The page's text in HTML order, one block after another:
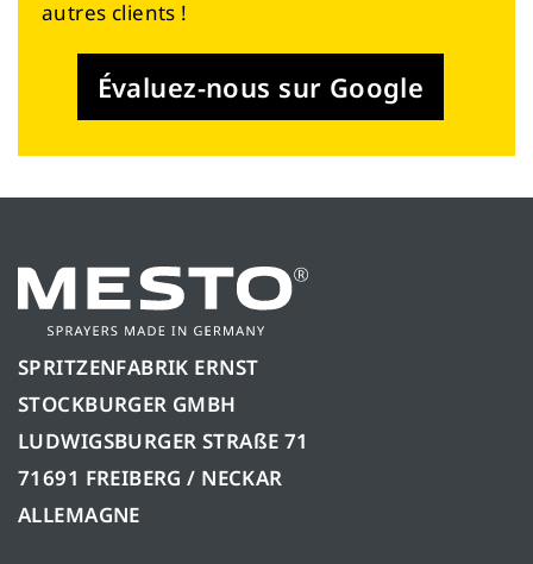
autres clients !
Évaluez-nous sur Google
SPRITZENFABRIK ERNST
STOCKBURGER GMBH
LUDWIGSBURGER STRAßE 71
71691 FREIBERG / NECKAR
ALLEMAGNE